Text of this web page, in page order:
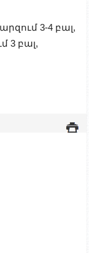
3-4 բալ,
3 բալ,